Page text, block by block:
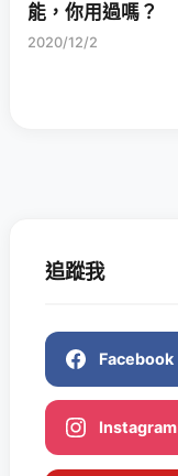
能，你用過嗎？
2020/12/2
追蹤我
Facebook
Instagram